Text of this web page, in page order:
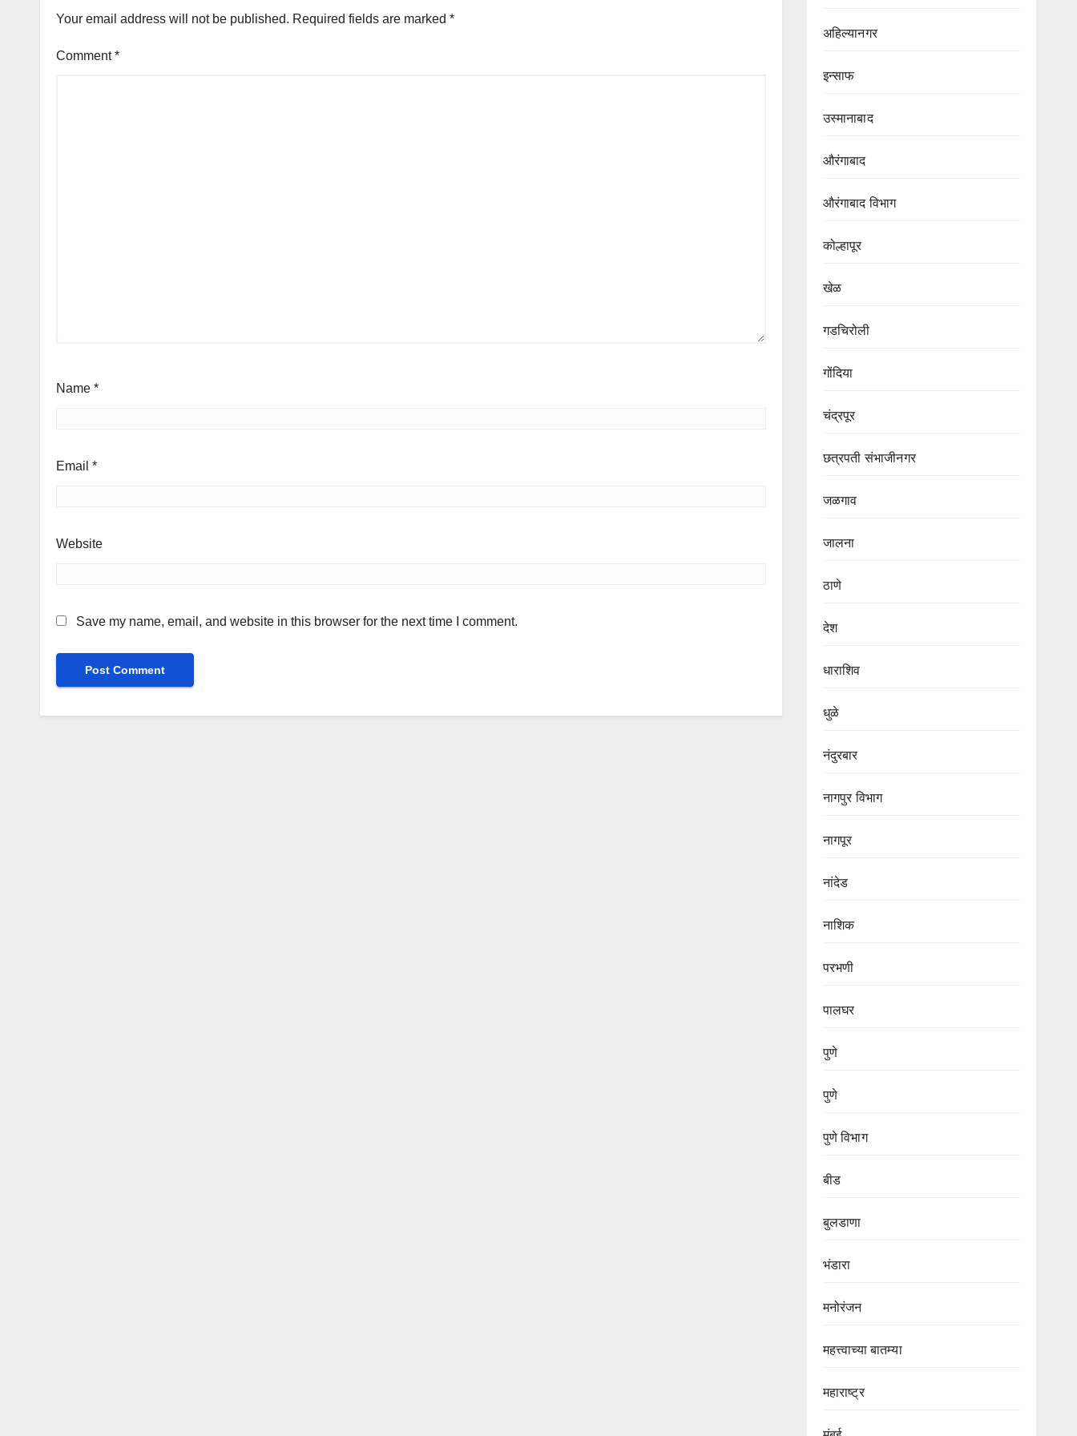
Your email address will not be published. Required fields are marked *
Comment*
Name *
Email *
Website
Save my name, email, and website in this browser for the next time I comment.
अहिल्यानगर
इन्साफ
उस्मानाबाद
औरंगाबाद
औरंगाबाद विभाग‌
कोल्हापूर
खेळ
गडचिरोली
गोंदिया
चंद्रपूर
छत्रपती संभाजीनगर
जळगाव
जालना
ठाणे
देश
धाराशिव
धुळे
नंदुरबार
नागपुर‌ विभाग‌
नागपूर
नांदेड
नाशिक
परभणी
पालघर
पुणे
पुणे
पुणे विभाग‌
बीड
बुलडाणा
भंडारा
मनोरंजन
महत्त्वाच्या बातम्या
महाराष्ट्र